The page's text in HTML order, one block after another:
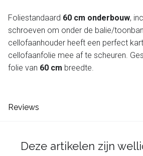
Foliestandaard 60 cm onderbouw,
schroeven om onder de balie/
cellofaanhouder heeft een perfect
cellofaanfolie mee af te scheuren.
folie van 60 cm breedte.
Reviews
Deze artikelen zijn